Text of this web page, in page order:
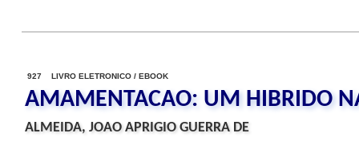
927 LIVRO ELETRONICO / EBOOK
AMAMENTACAO: UM HIBRIDO
ALMEIDA, JOAO APRIGIO GUERRA DE